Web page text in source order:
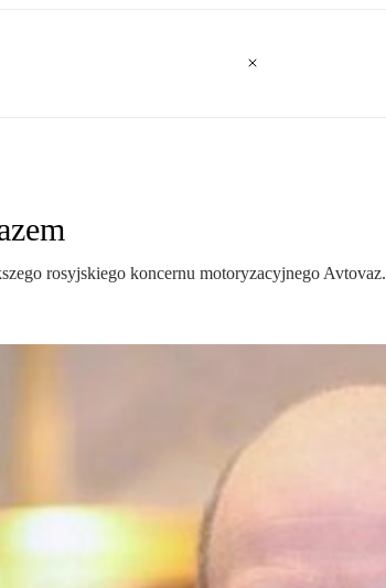
rosyjskiego koncernu motoryzacyjnego Avtovaz.